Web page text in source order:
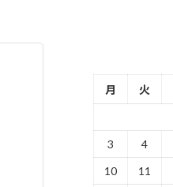
月 火
3
4
10
11